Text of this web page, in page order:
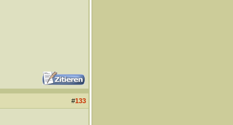
#133